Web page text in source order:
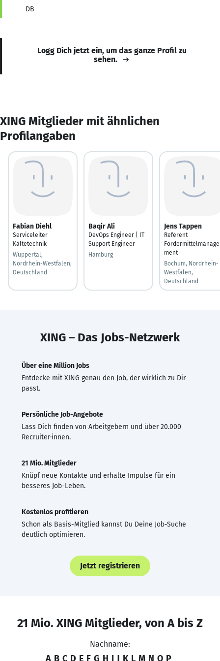
DB
Logg Dich jetzt ein, um das ganze Profil zu
sehen.
XING Mitglieder mit ähnlichen
Profilangaben
Fabian Diehl
Serviceleiter
Kältetechnik
Wuppertal,
Nordrhein-Westfalen,
Deutschland
Baqir Ali
DevOps Engineer | IT
Support Engineer
Hamburg
Jens Tappen
Referent
Fördermittelmanage
ment
Bochum, Nordrhein-
Westfalen,
Deutschland
XING – Das Jobs-Netzwerk
Über eine Million Jobs
Entdecke mit XING genau den Job, der wirklich zu Dir
passt.
Persönliche Job-Angebote
Lass Dich finden von Arbeitgebern und über 20.000
Recruiter·innen.
21 Mio. Mitglieder
Knüpf neue Kontakte und erhalte Impulse für ein
besseres Job-Leben.
Kostenlos profitieren
Schon als Basis-Mitglied kannst Du Deine Job-Suche
deutlich optimieren.
Jetzt registrieren
21 Mio. XING Mitglieder, von A bis Z
Nachname:
A B C D E F G H I J K L M N O P